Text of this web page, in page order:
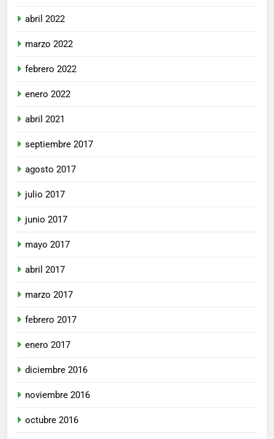
abril 2022
marzo 2022
febrero 2022
enero 2022
abril 2021
septiembre 2017
agosto 2017
julio 2017
junio 2017
mayo 2017
abril 2017
marzo 2017
febrero 2017
enero 2017
diciembre 2016
noviembre 2016
octubre 2016